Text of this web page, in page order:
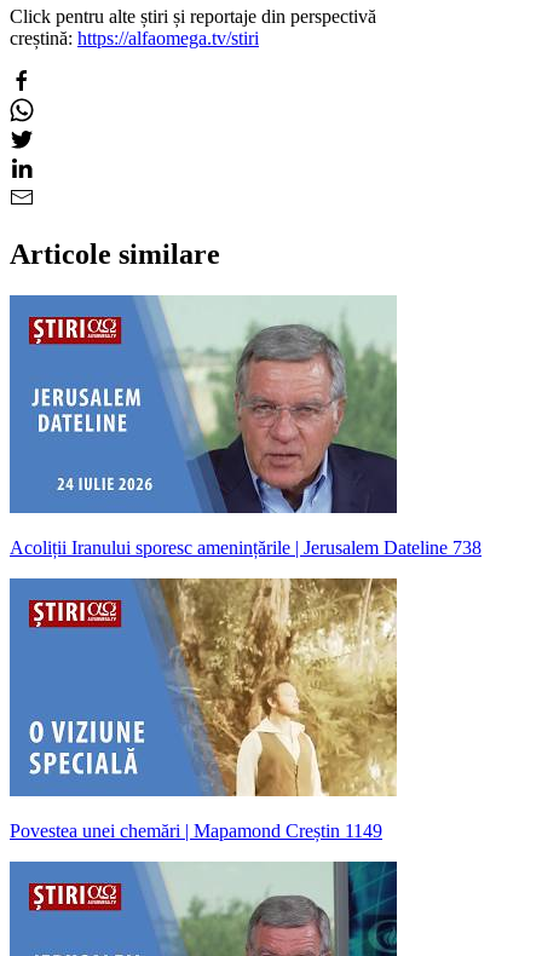
Click pentru alte știri și reportaje din perspectivă
creștină: https://alfaomega.tv/stiri
Articole similare
Acoliții Iranului sporesc amenințările | Jerusalem Dateline 738
Povestea unei chemări | Mapamond Creștin 1149